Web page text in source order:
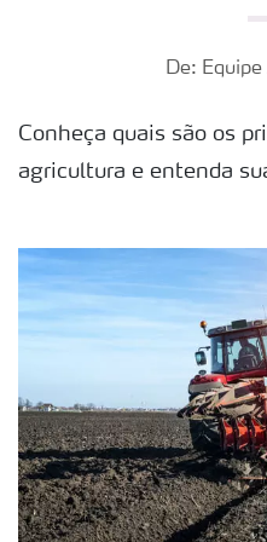
De:
Conheça quais são os
agricultura e entenda